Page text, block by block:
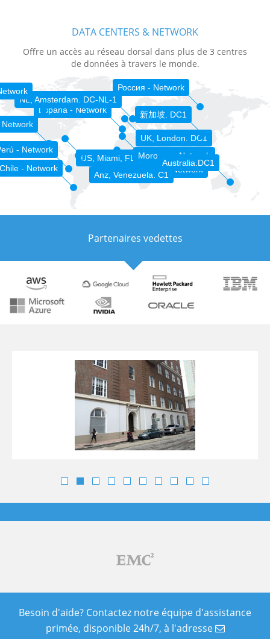
DATA CENTERS & NETWORK
Offre un accès au réseau dorsal dans plus de 3 centres
de données à travers le monde.
UK, London. DC1
España - Network
NL, Amsterdam. DC-NL-1
US, Miami, FL. DC-MIA-1
- Network
Россия - Network
新加坡. DC1
Sénégal - Network
Morocco - Network
Anz, Venezuela. C1
Chile - Network
Australia.DC1
Partenaires vedettes
Besoin d'aide? Contactez notre équipe d'assistance
primée, disponible 24h/7, à l'adresse